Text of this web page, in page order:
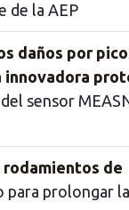
de la AEP
daños por
innovadora
sensor
rodamientos de
para prolongar